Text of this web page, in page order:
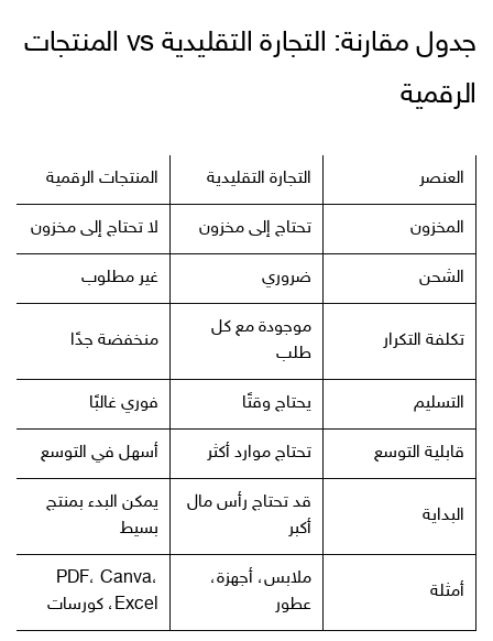
جدول مقارنة: التجارة التقليدية vs المنتجات
الرقمية
العنصر التجارة التقليدية المنتجات الرقمية
المخزون تحتاج إلى مخزون لا تحتاج إلى مخزون
الشحن ضروري غير مطلوب
تكلفة التكرار
موجودة مع كل
طلب
منخفضة جدًا
التسليم يحتاج وقتًا فوري غالبًا
قابلية التوسع تحتاج موارد أكثر أسهل في التوسع
البداية
قد تحتاج رأس مال
أكبر
يمكن البدء بمنتج
بسيط
أمثلة
ملابس، أجهزة،
عطور
PDF، Canva،
Excel، كورسات